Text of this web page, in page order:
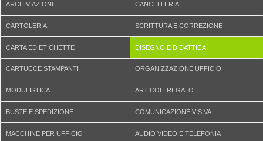
ARCHIVIAZIONE CANCELLERIA
CARTOLERIA SCRITTURA E CORREZIONE
CARTA ED ETICHETTE DISEGNO E DIDATTICA
CARTUCCE STAMPANTI ORGANIZZAZIONE UFFICIO
MODULISTICA ARTICOLI REGALO
BUSTE E SPEDIZIONE COMUNICAZIONE VISIVA
MACCHINE PER UFFICIO AUDIO VIDEO E TELEFONIA